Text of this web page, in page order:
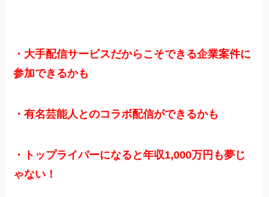
・大手配信サービスだからこそできる企業案件に
参加できるかも
・有名芸能人とのコラボ配信ができるかも
・トップライバーになると年収1,000万円も夢じ
ゃない！